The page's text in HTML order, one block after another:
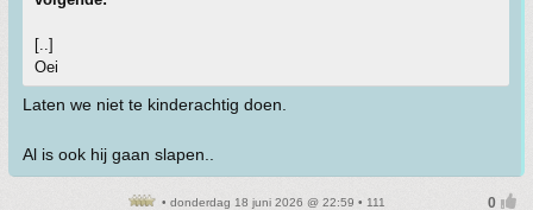
[..]
Oei
Laten we niet te kinderachtig doen.
Al is ook hij gaan slapen..
• donderdag 18 juni 2026 @ 22:59 • 111